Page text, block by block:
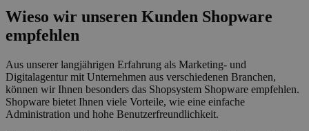
Wieso wir unseren Kunden Shopware
empfehlen
Aus unserer langjährigen Erfahrung als Marketing- und
Digitalagentur mit Unternehmen aus verschiedenen Branchen,
können wir Ihnen besonders das Shopsystem Shopware empfehlen.
Shopware bietet Ihnen viele Vorteile, wie eine einfache
Administration und hohe Benutzerfreundlichkeit.